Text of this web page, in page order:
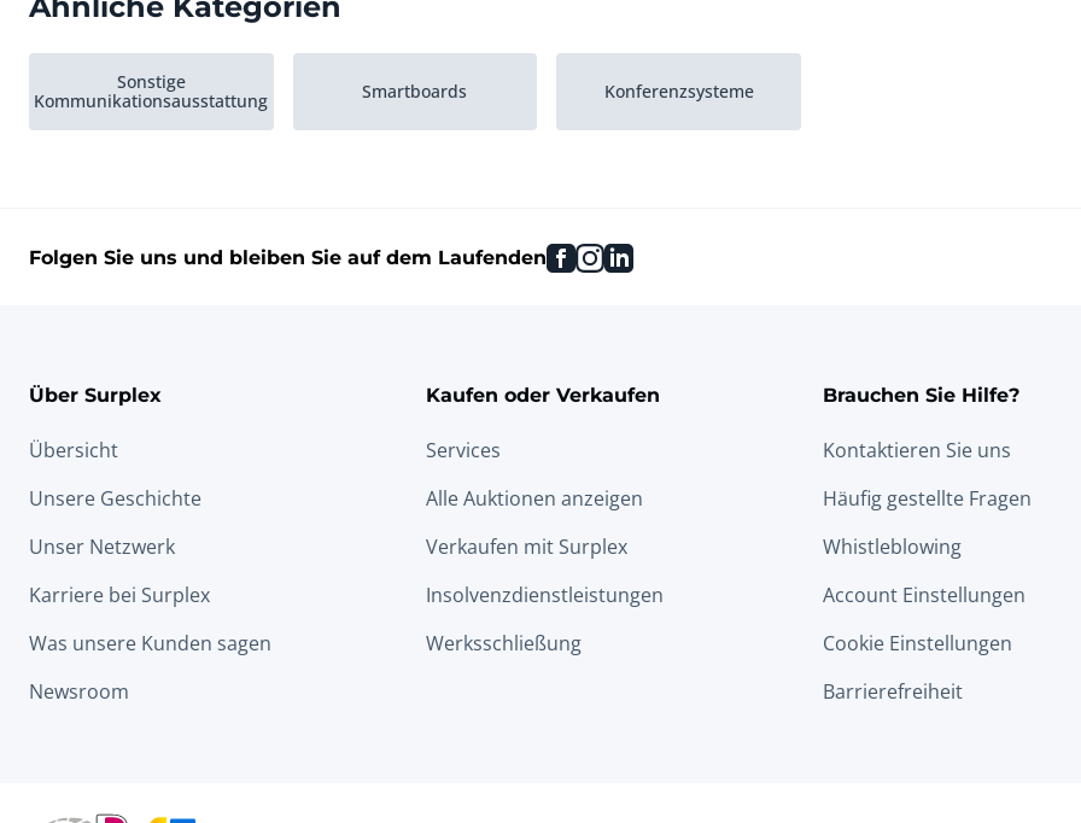
Sonstige
Kommunikationsausstattung
Smartboards Konferenzsysteme
Folgen Sie uns und bleiben Sie auf dem Laufenden facebook
instagram
linkedin
Über Surplex
Übersicht
Unsere Geschichte
Unser Netzwerk
Karriere bei Surplex
Was unsere Kunden sagen
Newsroom
Kaufen oder Verkaufen
Services
Alle Auktionen anzeigen
Verkaufen mit Surplex
Insolvenzdienstleistungen
Werksschließung
Brauchen Sie Hilfe?
Kontaktieren Sie uns
Häufig gestellte Fragen
Whistleblowing
Account Einstellungen
Cookie Einstellungen
Barrierefreiheit